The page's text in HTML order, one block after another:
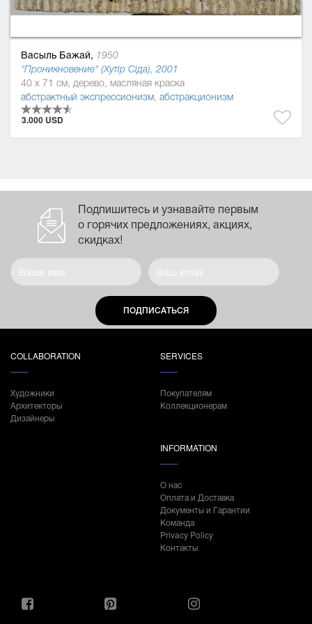
Васыль Бажай, 1950
"Проникновение" (Хутір Сіда), 2001
40 x 71 см, дерево, масляная краска
абстрактный экспрессионизм, абстракционизм
3.000 USD
Подпишитесь и узнавайте первым
о горячих предложениях, акциях,
скидках!
ПОДПИСАТЬСЯ
COLLABORATION
Художники
Архитекторы
Дизайнеры
SERVICES
Покупателям
Коллекционерам
INFORMATION
О нас
Оплата и Доставка
Документы и Гарантии
Команда
Privacy Policy
Контакты